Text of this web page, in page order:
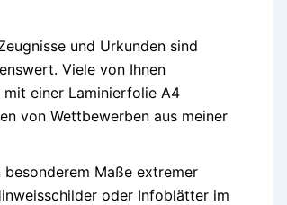
und Urkunden sind
Viele von Ihnen
mit einer Laminierfolie A4
von Wettbewerben aus meiner
besonderem Maße extremer
oder Infoblätter im